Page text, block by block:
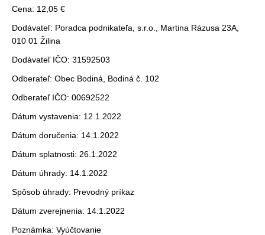
Kontakt
Cena: 12,05 €
Dodávateľ: Poradca podnikateľa, s.r.o., Martina Rázusa 23A,
010 01 Žilina
Dodávateľ IČO: 31592503
Odberateľ: Obec Bodiná, Bodiná č. 102
Odberateľ IČO: 00692522
Dátum vystavenia: 12.1.2022
Dátum doručenia: 14.1.2022
Dátum splatnosti: 26.1.2022
Dátum úhrady: 14.1.2022
Spôsob úhrady: Prevodný príkaz
Dátum zverejnenia: 14.1.2022
Poznámka: Vyúčtovanie